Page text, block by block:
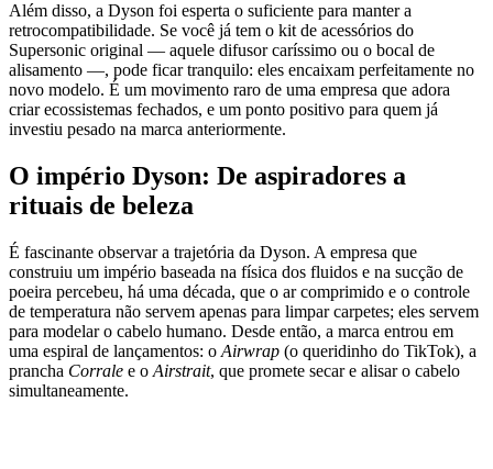
Além disso, a Dyson foi esperta o suficiente para manter a
retrocompatibilidade. Se você já tem o kit de acessórios do
Supersonic original — aquele difusor caríssimo ou o bocal de
alisamento —, pode ficar tranquilo: eles encaixam perfeitamente no
novo modelo. É um movimento raro de uma empresa que adora
criar ecossistemas fechados, e um ponto positivo para quem já
investiu pesado na marca anteriormente.
O império Dyson: De aspiradores a
rituais de beleza
É fascinante observar a trajetória da Dyson. A empresa que
construiu um império baseada na física dos fluidos e na sucção de
poeira percebeu, há uma década, que o ar comprimido e o controle
de temperatura não servem apenas para limpar carpetes; eles servem
para modelar o cabelo humano. Desde então, a marca entrou em
uma espiral de lançamentos: o Airwrap (o queridinho do TikTok), a
prancha Corrale e o Airstrait, que promete secar e alisar o cabelo
simultaneamente.